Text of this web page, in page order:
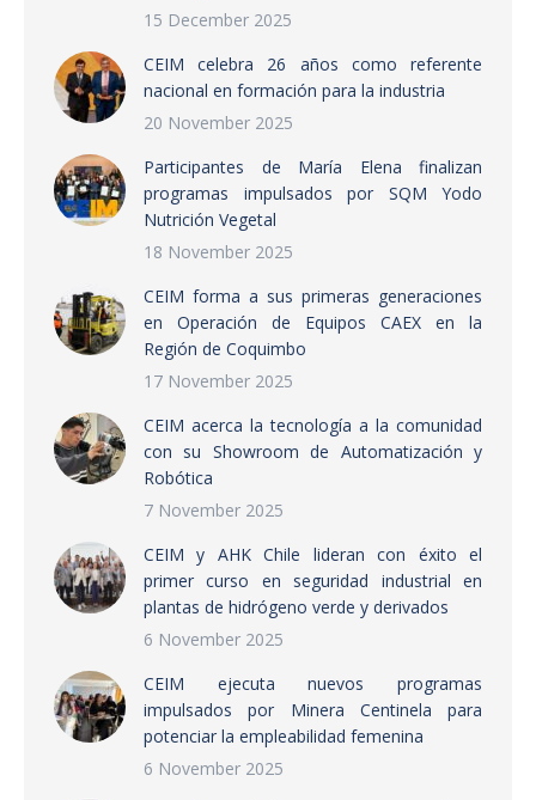
15 December 2025
CEIM celebra 26 años como referente
nacional en formación para la industria
20 November 2025
Participantes de María Elena finalizan
programas impulsados por SQM Yodo
Nutrición Vegetal
18 November 2025
CEIM forma a sus primeras generaciones
en Operación de Equipos CAEX en la
Región de Coquimbo
17 November 2025
CEIM acerca la tecnología a la comunidad
con su Showroom de Automatización y
Robótica
7 November 2025
CEIM y AHK Chile lideran con éxito el
primer curso en seguridad industrial en
plantas de hidrógeno verde y derivados
6 November 2025
CEIM ejecuta nuevos programas
impulsados por Minera Centinela para
potenciar la empleabilidad femenina
6 November 2025